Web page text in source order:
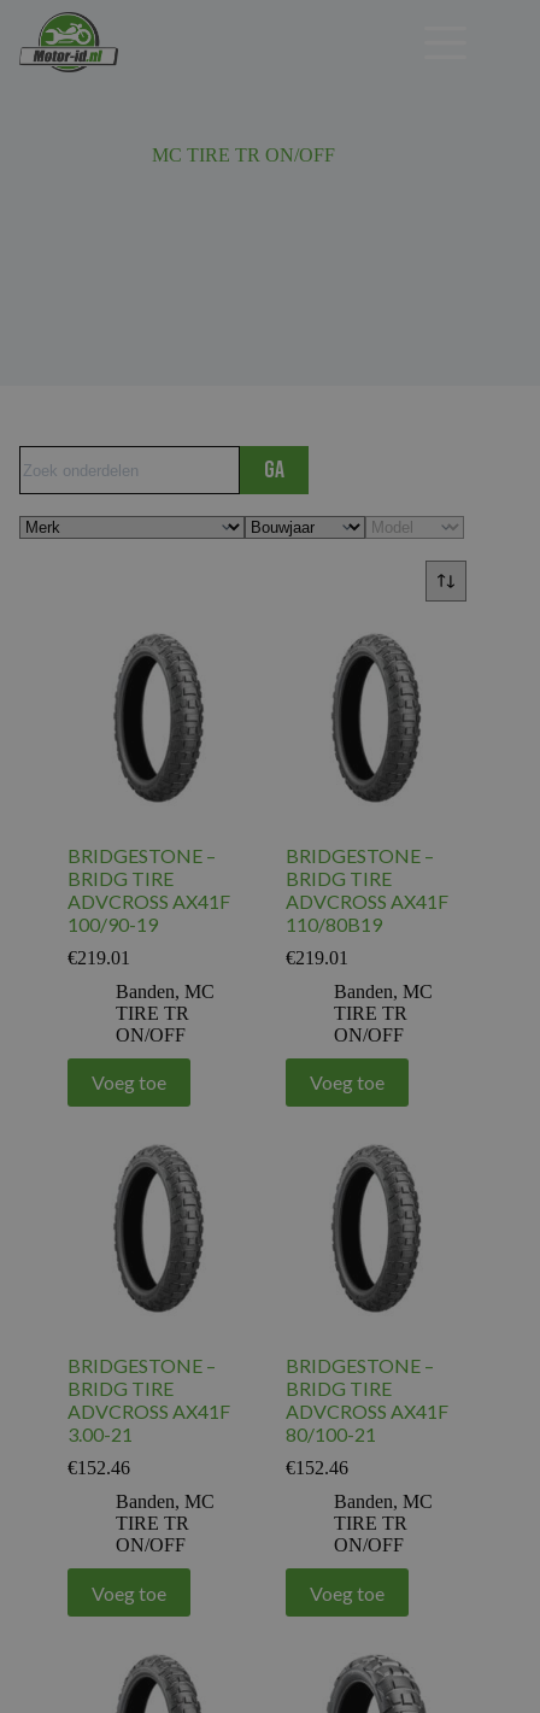
MC TIRE TR ON/OFF
Ga
BRIDGESTONE –
BRIDG TIRE
ADVCROSS AX41F
100/90-19
€219.01
Banden, MC
TIRE TR
ON/OFF
Voeg toe
BRIDGESTONE –
BRIDG TIRE
ADVCROSS AX41F
110/80B19
€219.01
Banden, MC
TIRE TR
ON/OFF
Voeg toe
BRIDGESTONE –
BRIDG TIRE
ADVCROSS AX41F
3.00-21
€152.46
Banden, MC
TIRE TR
ON/OFF
Voeg toe
BRIDGESTONE –
BRIDG TIRE
ADVCROSS AX41F
80/100-21
€152.46
Banden, MC
TIRE TR
ON/OFF
Voeg toe